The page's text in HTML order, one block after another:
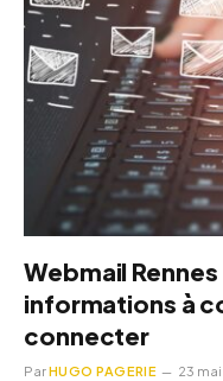
Webmail
informations à
connecter
ParHUGO PAGERIE 23